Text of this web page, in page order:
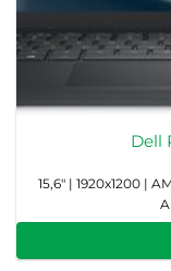
Dell
15,6" | 1920x1200 |